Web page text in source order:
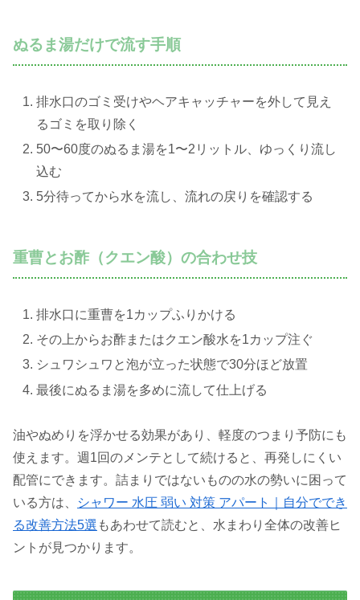
ぬるま湯だけで流す手順
排水口のゴミ受けやヘアキャッチャーを外して見え
るゴミを取り除く
50〜60度のぬるま湯を1〜2リットル、ゆっくり流し
込む
5分待ってから水を流し、流れの戻りを確認する
重曹とお酢（クエン酸）の合わせ技
排水口に重曹を1カップふりかける
その上からお酢またはクエン酸水を1カップ注ぐ
シュワシュワと泡が立った状態で30分ほど放置
最後にぬるま湯を多めに流して仕上げる
油やぬめりを浮かせる効果があり、軽度のつまり予防にも
使えます。週1回のメンテとして続けると、再発しにくい
配管にできます。詰まりではないものの水の勢いに困って
いる方は、
シャワー 水圧 弱い 対策 アパート｜自分ででき
る改善方法5選 もあわせて読むと、水まわり全体の改善ヒ
ントが見つかります。